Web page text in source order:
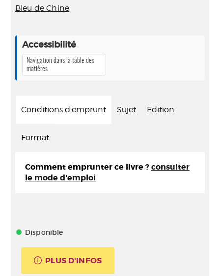
Bleu de Chine
Accessibilité
Navigation dans la table des
matières
Conditions d'emprunt Sujet Edition
Format
Comment emprunter ce livre ? consulter
le mode d'emploi
Disponible
PLUS D'INFOS